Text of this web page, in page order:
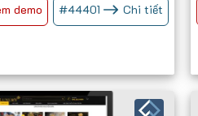
demo
#44401 Chi tiết